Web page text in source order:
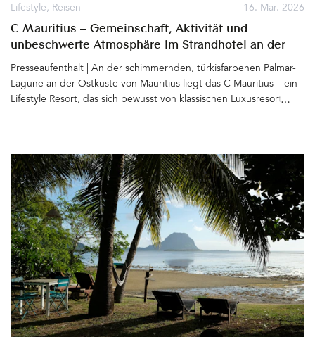
eine Brand der New Ventures GmbH aus Rehau in
Deutschland, Instagram&hellip
16. Mär. 2026
Lifestyle, Reisen
C Mauritius – Gemeinschaft, Aktivität und
unbeschwerte Atmosphäre im Strandhotel an der
Palmar-Lagune
Presseaufenthalt | An der schimmernden, türkisfarbenen Palmar-
Lagune an der Ostküste von Mauritius liegt das C Mauritius – ein
Lifestyle Resort, das sich bewusst von klassischen Luxusresorts der